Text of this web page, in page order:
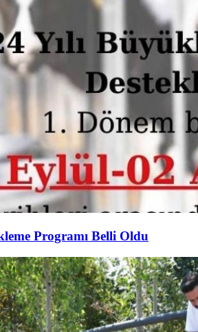
Programı Belli Oldu